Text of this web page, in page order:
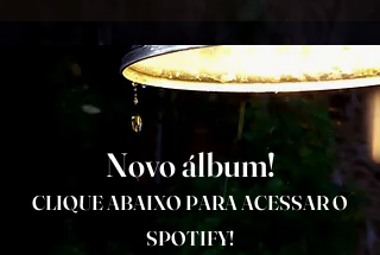
Novo álbum!
CLIQUE ABAIXO PARA ACESSAR O
SPOTIFY!